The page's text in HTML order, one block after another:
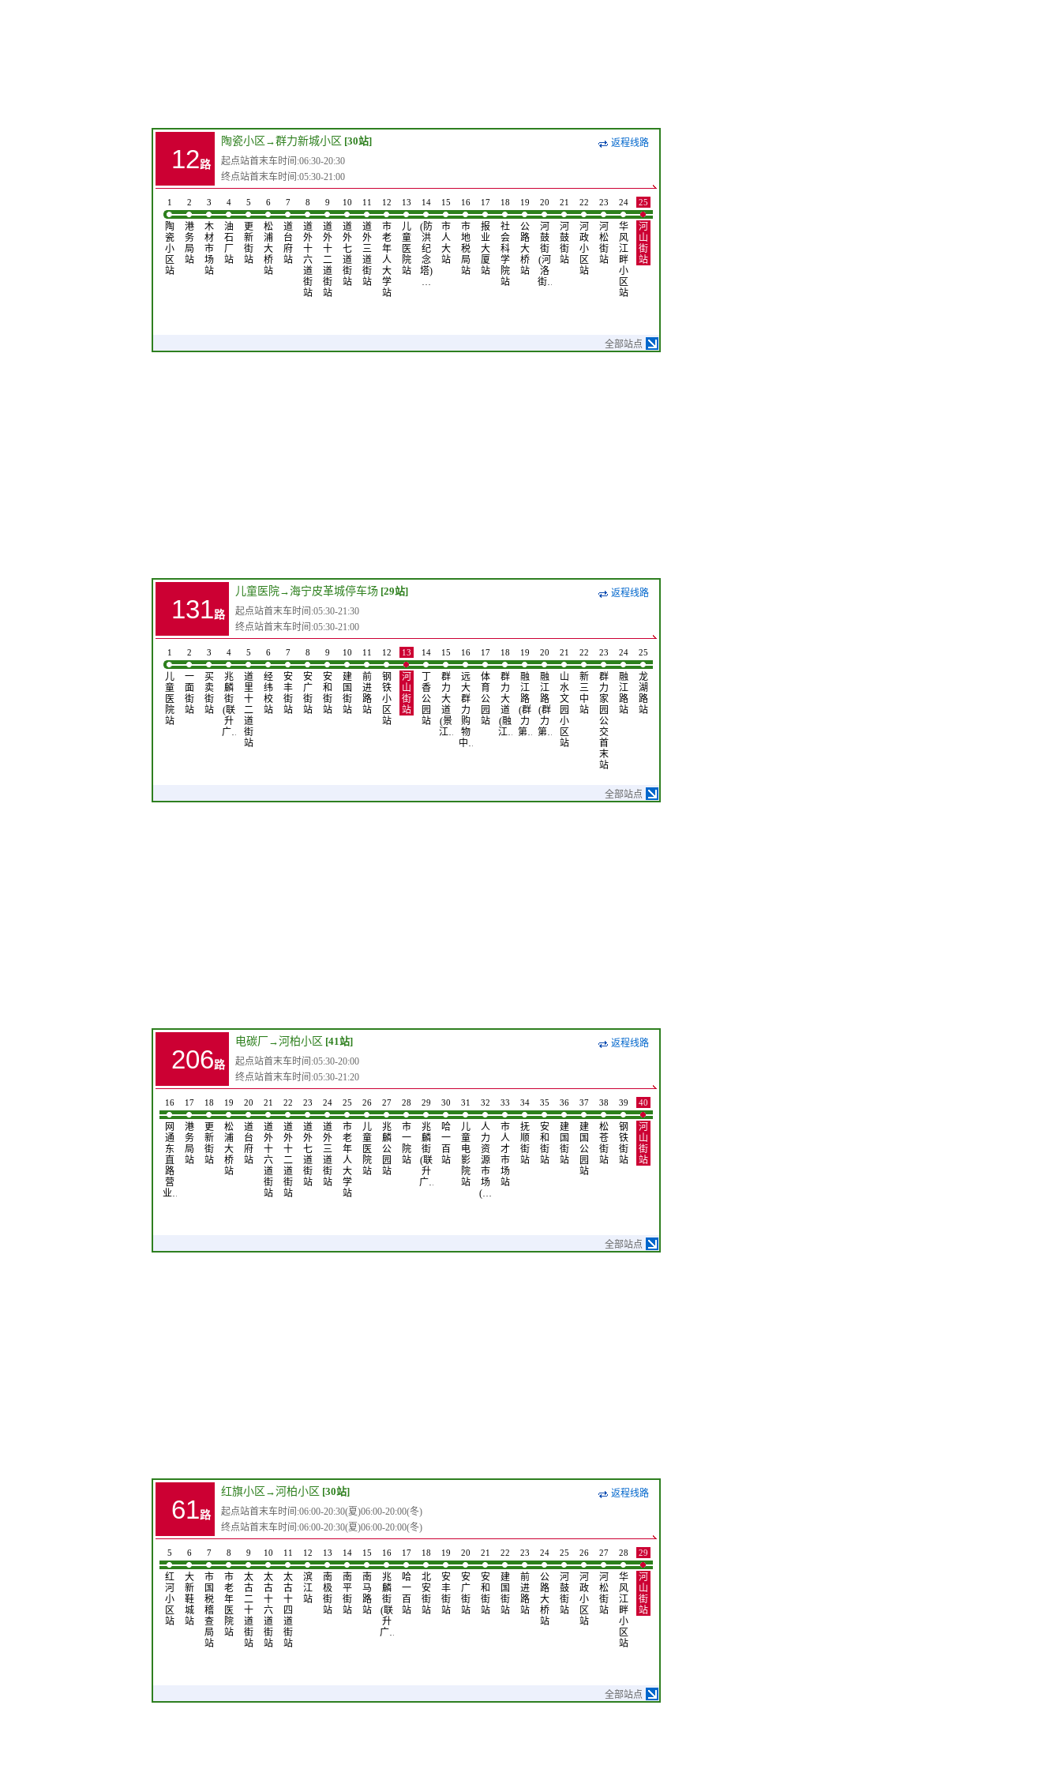
12路
陶瓷小区 →群力新城小区 [30站]
返程线路
起点站首末车时间:06:30-20:30
终点站首末车时间:05:30-21:00
1
陶
瓷
小
区
站
2
港
务
局
站
3
木
材
市
场
站
4
油
石
厂
站
5
更
新
街
站
6
松
浦
大
桥
站
7
道
台
府
站
8
道
外
十
六
道
街
站
9
道
外
十
二
道
街
站
10
道
外
七
道
街
站
11
道
外
三
道
街
站
12
市
老
年
人
大
学
站
13
儿
童
医
院
站
14
(防
洪
纪
念
塔)
…
15
市
人
大
站
16
市
地
税
局
站
17
报
业
大
厦
站
18
社
会
科
学
院
站
19
公
路
大
桥
站
20
河
鼓
街
(河
洛
街…
21
河
鼓
街
站
22
河
政
小
区
站
23
河
松
街
站
24
华
风
江
畔
小
区
站
25
河
山
街
站
全部站点
131路
儿童医院→海宁皮革城停车场 [29站]
返程线路
起点站首末车时间:05:30-21:30
终点站首末车时间:05:30-21:00
1
儿
童
医
院
站
2
一
面
街
站
3
买
卖
街
站
4
兆
麟
街
(联
升
广…
5
道
里
十
二
道
街
站
6
经
纬
校
站
7
安
丰
街
站
8
安
广
街
站
9
安
和
街
站
10
建
国
街
站
11
前
进
路
站
12
钢
铁
小
区
站
13
河
山
街
站
14
香
公
园
站
15
群
力
大
道
(景
江…
16
远
大
群
力
购
物
中…
17
体
育
公
园
站
18
群
力
大
道
(融
江…
19
融
江
路
(群
力
第…
20
融
江
路
(群
力
第…
21
山
水
文
园
小
区
站
22
新
三
中
站
23
群
力
家
园
公
交
首
末
站
24
融
江
路
站
25
龙
湖
路
站
全部站点
206路
电碳厂 →河柏小区 [41站]
返程线路
起点站首末车时间:05:30-20:00
终点站首末车时间:05:30-21:20
16
网
通
东
直
路
营
业…
17
港
务
局
站
18
更
新
街
站
19
松
浦
大
桥
站
20
道
台
府
站
21
道
外
十
六
道
街
站
22
道
外
十
二
道
街
站
23
道
外
七
道
街
站
24
道
外
三
道
街
站
25
市
老
年
人
大
学
站
26
儿
童
医
院
站
27
兆
麟
公
园
站
28
市
一
院
站
29
兆
麟
街
(联
升
广…
30
哈
一
百
站
31
儿
童
电
影
院
站
32
人
力
资
源
市
场
(…
33
市
人
才
市
场
站
34
抚
顺
街
站
35
安
和
街
站
36
建
国
街
站
37
建
国
公
园
站
38
松
苍
街
站
39
钢
铁
街
站
40
河
山
街
站
全部站点
61路
红旗小区 →河柏小区 [30站]
返程线路
起点站首末车时间:06:00-20:30(夏)06:00-20:00(冬)
终点站首末车时间:06:00-20:30(夏)06:00-20:00(冬)
5
红
河
小
区
站
6
大
新
鞋
城
站
7
市
国
税
稽
查
局
站
8
市
老
年
医
院
站
9
太
古
二
十
道
街
站
10
太
古
十
六
道
街
站
11
太
古
十
四
道
街
站
12
滨
江
站
13
南
极
街
站
14
南
平
街
站
15
南
马
路
站
16
兆
麟
街
(联
升
广…
17
哈
一
百
站
18
北
安
街
站
19
安
丰
街
站
20
安
广
街
站
21
安
和
街
站
22
建
国
街
站
23
前
进
路
站
24
公
路
大
桥
站
25
河
鼓
街
站
26
河
政
小
区
站
27
河
松
街
站
28
华
风
江
畔
小
区
站
29
河
山
街
站
全部站点